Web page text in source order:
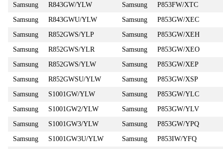
Samsung
R843GW/YLW Samsung
P853FW/XTC
Samsung
R843GWU/YLW Samsung
P853GW/XEC
Samsung
R852GWS/YLP Samsung
P853GW/XEH
Samsung
R852GWS/YLR Samsung
P853GW/XEO
Samsung
R852GWS/YLW Samsung
P853GW/XEP
Samsung
R852GWSU/YLW Samsung
P853GW/XSP
Samsung
S1001GW/YLW Samsung
P853GW/YLC
Samsung
S1001GW2/YLW Samsung
P853GW/YLV
Samsung
S1001GW3/YLW Samsung
P853GW/YPQ
Samsung
S1001GW3U/YLW Samsung P853IW/YFQ